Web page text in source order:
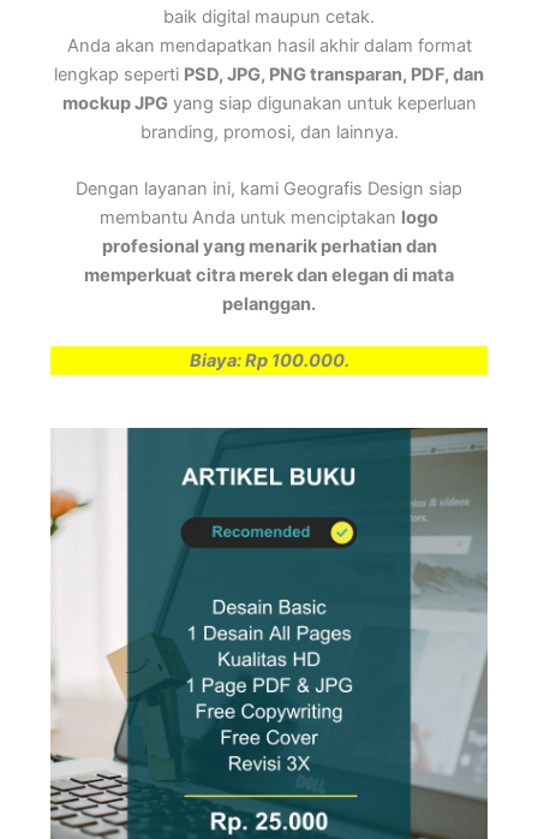
baik digital maupun cetak.
Anda akan mendapatkan hasil akhir dalam format
lengkap seperti PSD, JPG, PNG transparan, PDF, dan
mockup JPGyang siap digunakan untuk keperluan
branding, promosi, dan lainnya.
Dengan layanan ini, kami Geografis Design siap
membantu Anda untuk menciptakan logo
profesional yang menarik perhatian dan
memperkuat citra merek dan elegan di mata
pelanggan.
Biaya: Rp 100.000.